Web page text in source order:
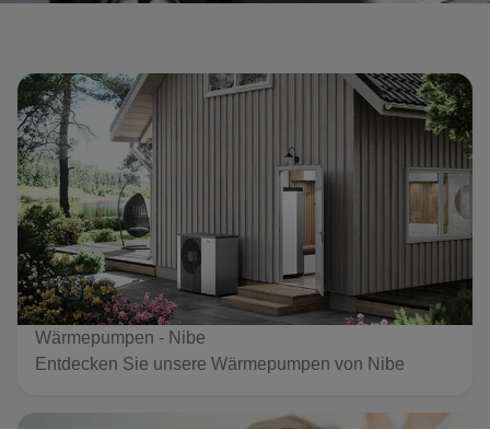
Wärmepumpen - Nibe
Entdecken Sie unsere Wärmepumpen von Nibe